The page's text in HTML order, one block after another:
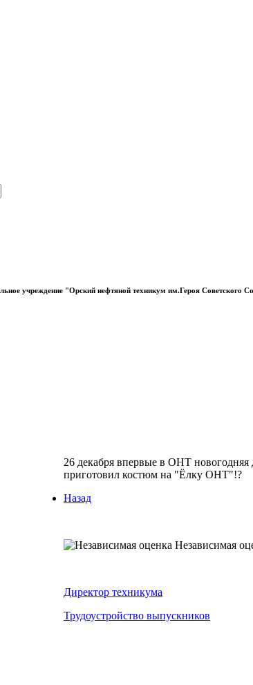
учреждение "Орский нефтяной техникум им.Героя Советского
26 декабря впервые в ОНТ
приготовил костюм на "Ёлку ОНТ"!?
Назад
Независимая
Директор техникума
Трудоустройство выпускников